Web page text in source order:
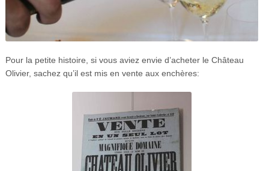
Pour la petite histoire, si vous aviez envie d’acheter le Château
Olivier, sachez qu’il est mis en vente aux enchères: